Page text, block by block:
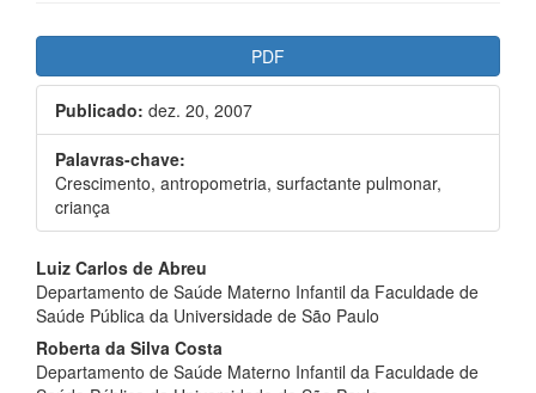
Barra
lateral
de
artigos
PDF
Publicado: dez. 20, 2007
Palavras-chave:
Crescimento, antropometria, surfactante pulmonar,
criança
Conteúdo
do
artigo
Luiz Carlos de Abreu
Departamento de Saúde Materno Infantil da Faculdade de
Saúde Pública da Universidade de São Paulo
Roberta da Silva Costa
Departamento de Saúde Materno Infantil da Faculdade de